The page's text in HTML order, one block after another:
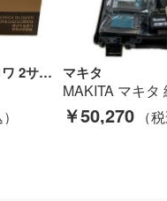
ZENOAH 工具 ブロワ 2サイクル EBZ7500 レッド Sランク マキタ
￥50,270